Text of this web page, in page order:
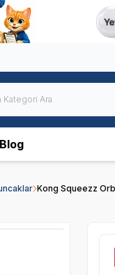
Blog
Kong Squeezz